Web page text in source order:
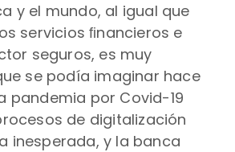
y el mundo, al igual que
servicios ﬁnancieros e
seguros, es muy
se podía imaginar hace
pandemia por Covid-19
de digitalización
inesperada, y la banca